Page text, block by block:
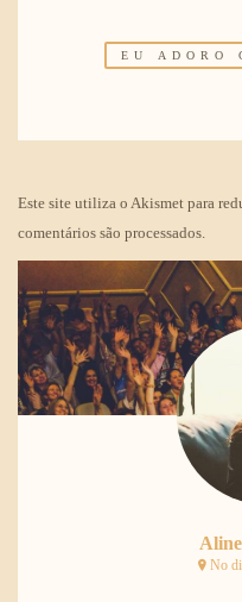
Este site utiliza o Akismet para
comentários são processados.
No